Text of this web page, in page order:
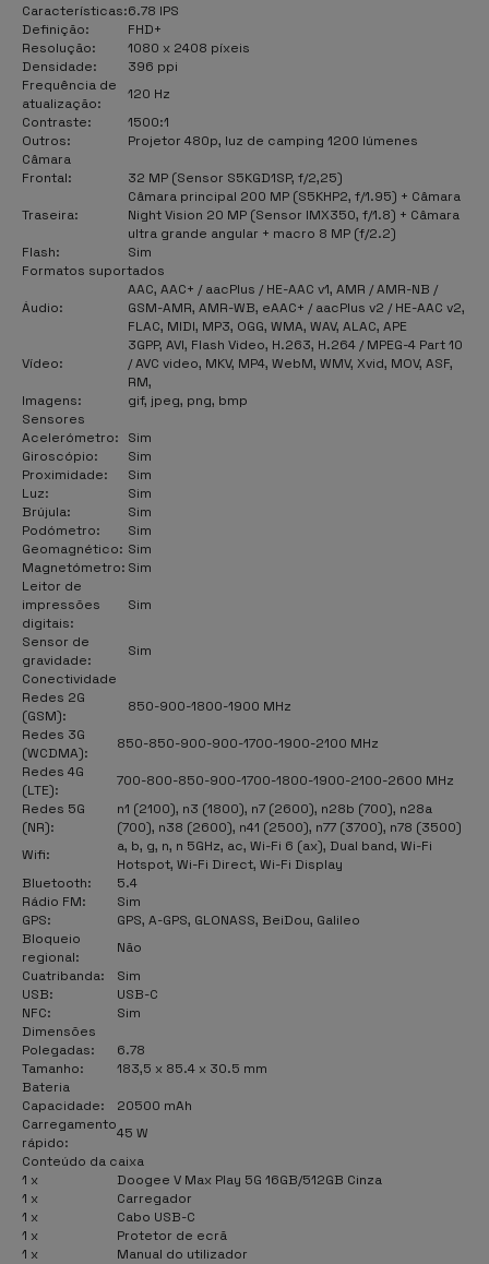
Características:6.78 IPS
Definição:
FHD+
Resolução:
1080 x 2408 píxeis
Densidade:
396 ppi
Frequência de
atualização:
120 Hz
Contraste:
1500:1
Outros:
Projetor 480p, luz de camping 1200 lúmenes
Câmara
Frontal:
32 MP (Sensor S5KGD1SP, f/2,25)
Traseira:
Câmara principal 200 MP (S5KHP2, f/1.95) + Câmara
Night Vision 20 MP (Sensor IMX350, f/1.8) + Câmara
ultra grande angular + macro 8 MP (f/2.2)
Flash:
Sim
Formatos suportados
Áudio:
AAC, AAC+ / aacPlus / HE-AAC v1, AMR / AMR-NB /
GSM-AMR, AMR-WB, eAAC+ / aacPlus v2 / HE-AAC v2,
FLAC, MIDI, MP3, OGG, WMA, WAV, ALAC, APE
Vídeo:
3GPP, AVI, Flash Video, H.263, H.264 / MPEG-4 Part 10
/ AVC video, MKV, MP4, WebM, WMV, Xvid, MOV, ASF,
RM,
Imagens:
gif, jpeg, png, bmp
Sensores
Acelerómetro:
Sim
Giroscópio:
Sim
Proximidade:
Sim
Luz:
Sim
Brújula:
Sim
Podómetro:
Sim
Geomagnético: Sim
Magnetómetro: Sim
Leitor de
impressões
digitais:
Sim
Sensor de
gravidade:
Sim
Conectividade
Redes 2G
(GSM):
850-900-1800-1900 MHz
Redes 3G
(WCDMA):
850-850-900-900-1700-1900-2100 MHz
Redes 4G
(LTE):
700-800-850-900-1700-1800-1900-2100-2600 MHz
Redes 5G
(NR):
n1 (2100), n3 (1800), n7 (2600), n28b (700), n28a
(700), n38 (2600), n41 (2500), n77 (3700), n78 (3500)
Wifi:
a, b, g, n, n 5GHz, ac, Wi-Fi 6 (ax), Dual band, Wi-Fi
Hotspot, Wi-Fi Direct, Wi-Fi Display
Bluetooth:
5.4
Rádio FM:
Sim
GPS:
GPS, A-GPS, GLONASS, BeiDou, Galileo
Bloqueio
regional:
Não
Cuatribanda:
Sim
USB:
USB-C
NFC:
Sim
Dimensões
Polegadas:
6.78
Tamanho:
183,5 x 85.4 x 30.5 mm
Bateria
Capacidade:
20500 mAh
Carregamento
rápido:
45 W
Conteúdo da caixa
1 x
Doogee V Max Play 5G 16GB/512GB Cinza
1 x
Carregador
1 x
Cabo USB-C
1 x
Protetor de ecrã
1 x
Manual do utilizador